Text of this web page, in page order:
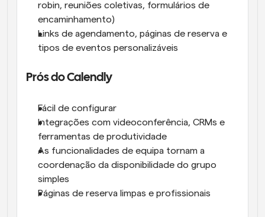
robin, reuniões coletivas, formulários de
encaminhamento)
Links de agendamento, páginas de reserva e
tipos de eventos personalizáveis
Prós do Calendly
Fácil de configurar
Integrações com videoconferência, CRMs e
ferramentas de produtividade
As funcionalidades de equipa tornam a
coordenação da disponibilidade do grupo
simples
Páginas de reserva limpas e profissionais